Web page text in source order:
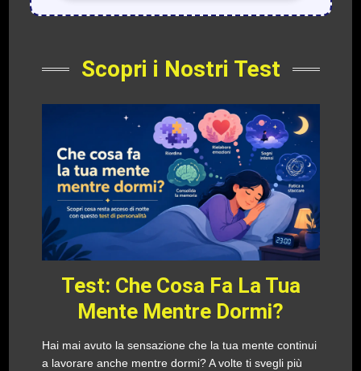
Scopri i Nostri Test
Test: Che Cosa Fa La Tua
Mente Mentre Dormi?
Hai mai avuto la sensazione che la tua mente continui
a lavorare anche mentre dormi? A volte ti svegli più